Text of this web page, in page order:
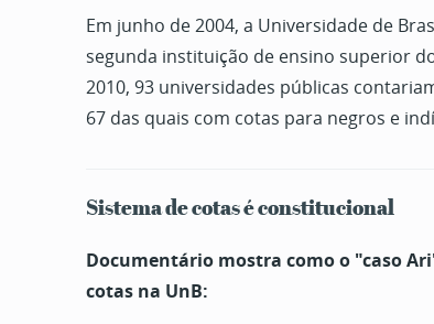
Em junho de 2004, a Universidade de
segunda instituição de ensino superior
2010, 93 universidades públicas
67 das quais com cotas para negros e
Sistema de cotas é constitucional
Documentário mostra como o "caso
cotas na UnB: